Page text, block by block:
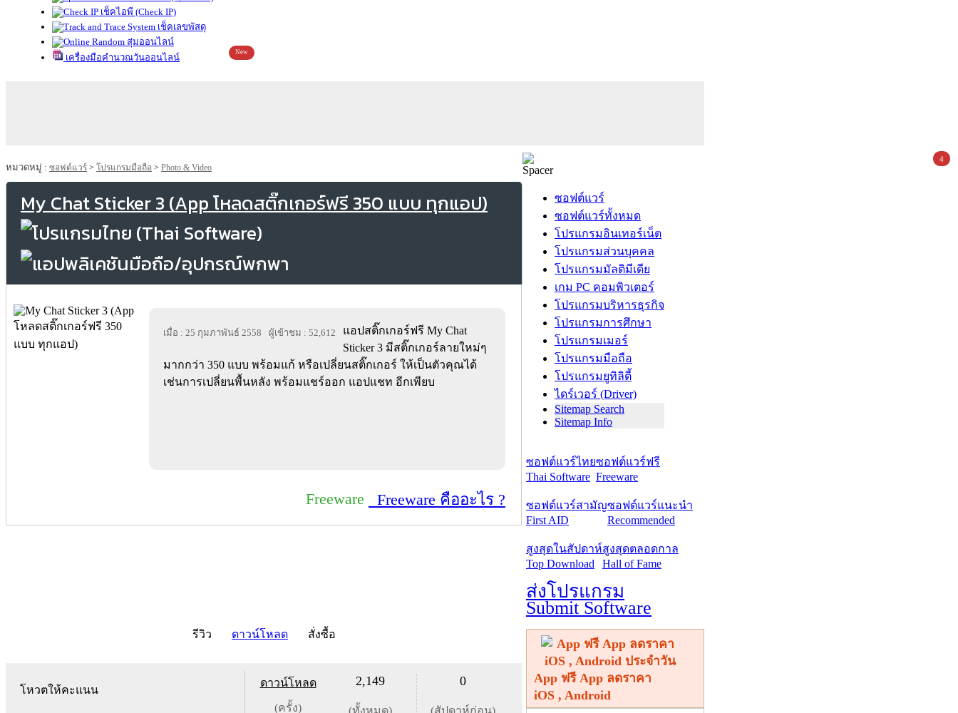
เช็คไอพี (Check IP)
เช็คเลขพัสดุ
สุ่มออนไลน์
เครื่องมือคำนวณวันออนไลน์
New
หมวดหมู่ : ซอฟต์แวร์ > โปรแกรมมือถือ > Photo & Video
My Chat Sticker 3 (App โหลดสติ๊กเกอร์ฟรี 350 แบบ ทุกแอป)
เมื่อ : 25 กุมภาพันธ์ 2558 ผู้เข้าชม : 52,612
แอปสติ๊กเกอร์ฟรี My Chat
Sticker 3 มีสติ๊กเกอร์ลายใหม่ๆ
มากกว่า 350 แบบ พร้อมแก้ หรือเปลี่ยนสติ๊กเกอร์ ให้เป็นตัวคุณได้
เช่นการเปลี่ยนพื้นหลัง พร้อมแชร์ออก แอปแชท อีกเพียบ
Freeware Freeware คืออะไร ?
รีวิว ดาวน์โหลด สั่งซื้อ
โหวตให้คะแนน
ดาวน์โหลด
(ครั้ง)
2,149
(ทั้งหมด)
0
(สัปดาห์ก่อน)
ซอฟต์แวร์
ซอฟต์แวร์ทั้งหมด
โปรแกรมอินเทอร์เน็ต
โปรแกรมส่วนบุคคล
โปรแกรมมัลติมีเดีย
เกม PC คอมพิวเตอร์
โปรแกรมบริหารธุรกิจ
โปรแกรมการศึกษา
โปรแกรมเมอร์
โปรแกรมมือถือ
โปรแกรมยูทิลิตี้
ไดร์เวอร์ (Driver)
Sitemap Search
Sitemap Info
ซอฟต์แวร์ไทย
Thai Software
ซอฟต์แวร์ฟรี
Freeware
ซอฟต์แวร์สามัญ
First AID
ซอฟต์แวร์แนะนำ
Recommended
สูงสุดในสัปดาห์
Top Download
สูงสุดตลอดกาล
Hall of Fame
ส่งโปรแกรม
Submit Software
App ฟรี App ลดราคา
iOS , Android
4